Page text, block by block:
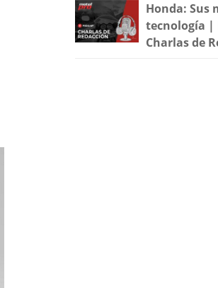
Honda: Sus
tecnología |
Charlas de